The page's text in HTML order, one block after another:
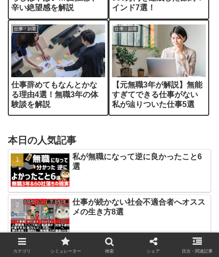
辛い絶望感を解説
インド7選！
仕事・副業
仕事辞めてもなんとかな
る理由4選！無職3年の体
験談を解説
仕事・副業
【元無職3年が解説】無能
すぎてできる仕事がない
私が辿りついた仕事5選
本日の人気記事
私が無職になって逆に良かったこと6
選
仕事が続かない社会不適合者へオスス
メの生き方8選
【初心者向け】WordPressブログの始
カテゴリ シミュレーター 検索 シェア 目次・関連記事